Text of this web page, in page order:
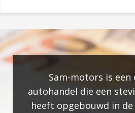
Sam-motors is een
autohandel die een
heeft opgebouwd in